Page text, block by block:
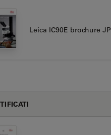
Leica IC90E brochure JP